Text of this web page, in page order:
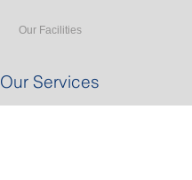
Our Facilities
Our Services